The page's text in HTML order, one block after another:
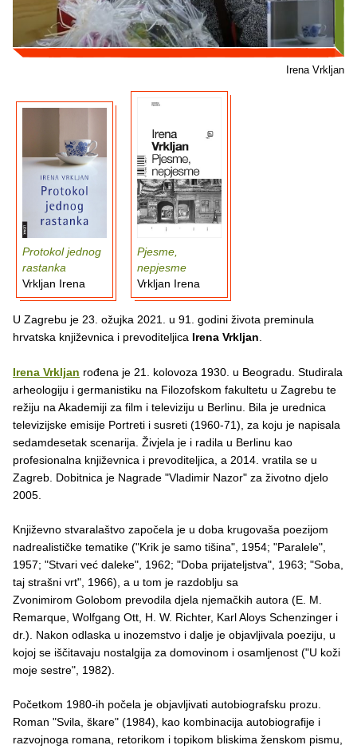
Irena Vrkljan
Protokol jednog
rastanka
Vrkljan Irena
Pjesme,
nepjesme
Vrkljan Irena
U Zagrebu je 23. ožujka 2021. u 91. godini života preminula
hrvatska književnica i prevoditeljica Irena Vrkljan
Irena Vrkljan rođena je 21. kolovoza 1930. u Beogradu. Studirala
arheologiju i germanistiku na Filozofskom fakultetu u Zagrebu te
režiju na Akademiji za film i televiziju u Berlinu. Bila je urednica
televizijske emisije Portreti i susreti (1960-71), za koju je napisala
sedamdesetak scenarija. Živjela je i radila u Berlinu kao
profesionalna književnica i prevoditeljica, a 2014. vratila se u
Zagreb. Dobitnica je Nagrade "Vladimir Nazor" za životno djelo
2005.
Književno stvaralaštvo započela je u doba krugovaša poezijom
nadrealističke tematike ("Krik je samo tišina", 1954; "Paralele",
1957; "Stvari već daleke", 1962; "Doba prijateljstva", 1963; "Soba,
taj strašni vrt", 1966), a u tom je razdoblju sa
Zvonimirom Golobom prevodila djela njemačkih autora (E. M.
Remarque, Wolfgang Ott, H. W. Richter, Karl Aloys Schenzinger i
dr.). Nakon odlaska u inozemstvo i dalje je objavljivala poeziju, u
kojoj se iščitavaju nostalgija za domovinom i osamljenost ("U koži
moje sestre", 1982).
Početkom 1980-ih počela je objavljivati autobiografsku prozu.
Roman "Svila, škare" (1984), kao kombinacija autobiografije i
razvojnoga romana, retorikom i topikom bliskima ženskom pismu,